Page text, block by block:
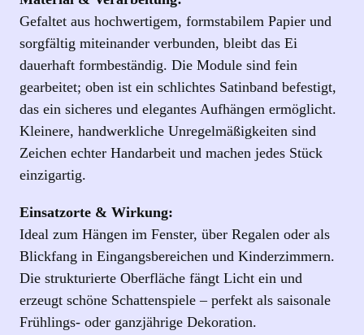
T
s
m
M
i
n
t
-
A
Gefaltet aus hochwertigem, formstabilem Papier und
sorgfältig miteinander verbunden, bleibt das Ei
dauerhaft formbeständig. Die Module sind fein
gearbeitet; oben ist ein schlichtes Satinband befestigt,
das ein sicheres und elegantes Aufhängen ermöglicht.
Kleinere, handwerkliche Unregelmäßigkeiten sind
Zeichen echter Handarbeit und machen jedes Stück
einzigartig.
Einsatzorte & Wirkung:
Ideal zum Hängen im Fenster, über Regalen oder als
Blickfang in Eingangsbereichen und Kinderzimmern.
Die strukturierte Oberfläche fängt Licht ein und
erzeugt schöne Schattenspiele – perfekt als saisonale
Frühlings- oder ganzjährige Dekoration.